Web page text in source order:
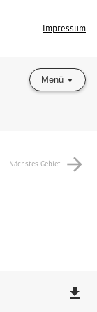
Impressum
Menü
Nächstes Gebiet arrow_forward
file_download